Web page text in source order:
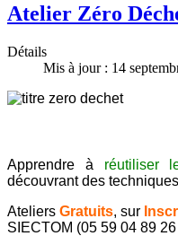
Atelier Zéro
Détails
Mis à jour : 14
Apprendre à réutiliser
découvrant des
Ateliers Gratuits, sur
SIECTOM (05 59 04 89